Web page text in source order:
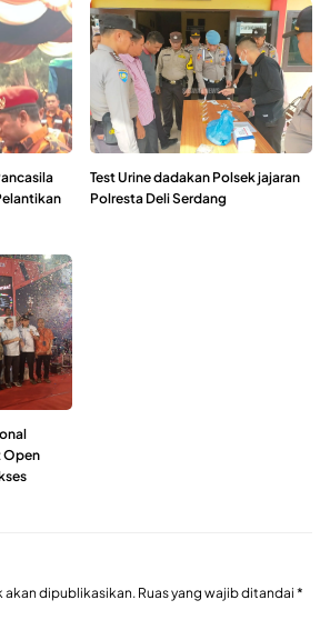
Test Urine dadakan Polsek jajaran
Polresta Deli Serdang
Open
akan dipublikasikan. Ruas yang wajib ditandai *